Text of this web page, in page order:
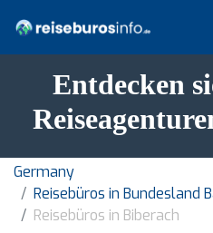
Entdecken
Germany
Reisebüros in Bundesland
Reisebüros in Biberach